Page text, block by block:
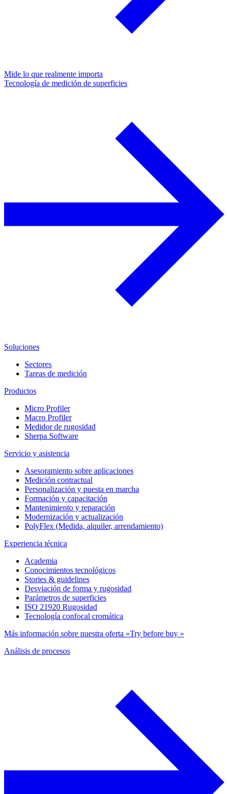
Mide lo que realmente importa
Tecnología de medición de superficies
Soluciones
Sectores
Tareas de medición
Productos
Micro Profiler
Macro Profiler
Medidor de rugosidad
Sherpa Software
Servicio y asistencia
Asesoramiento sobre aplicaciones
Medición contractual
Personalización y puesta en marcha
Formación y capacitación
Mantenimiento y reparación
Modernización y actualización
PolyFlex (Medida, alquiler, arrendamiento)
Experiencia técnica
Academia
Conocimientos tecnológicos
Stories & guidelines
Desviación de forma y rugosidad
Parámetros de superficies
ISO 21920 Rugosidad
Tecnología confocal cromática
Más información sobre nuestra oferta «Try before buy »
Análisis de procesos